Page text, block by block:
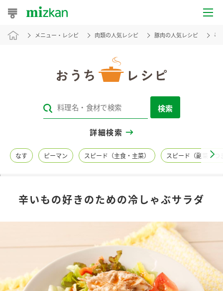
おうちレシピ
レシピカテゴリ一覧
レシピ名特集
商品情報
調味酢
キャンペーン情報
メニュー・レシピ 肉類の人気レシピ 豚肉の人気レシピ 辛
検索
詳細検索
なす ピーマン スピード（主食・主菜） スピード（副菜・つ
辛いもの好きのための冷しゃぶサラダ